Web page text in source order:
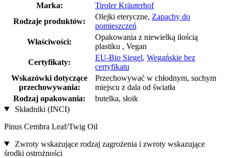
Marka:
Tiroler Kräuterhof
Rodzaje produktów:
Olejki eteryczne, Zapachy do
pomieszczeń
Właściwości:
Opakowania z niewielką ilością
plastiku , Vegan
Certyfikaty:
EU-Bio Siegel, Wegańskie bez
certyfikatu
Wskazówki dotyczące
przechowywania:
Przechowywać w chłodnym, suchym
miejscu z dala od światła
Rodzaj opakowania:
butelka, słoik
Składniki (INCI)
Pinus Cembra Leaf/Twig Oil
Zwroty wskazujące rodzaj zagrożenia i zwroty wskazujące
środki ostrożności